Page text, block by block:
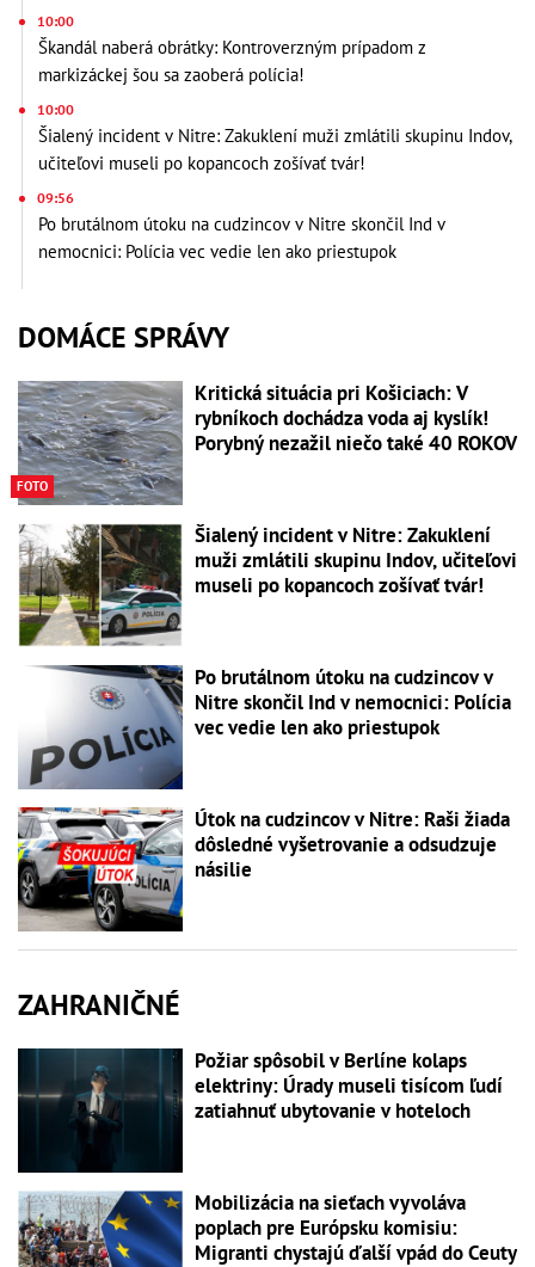
10:00
Škandál naberá obrátky: Kontroverzným prípadom z
markizáckej šou sa zaoberá polícia!
10:00
Šialený incident v Nitre: Zakuklení muži zmlátili skupinu Indov,
učiteľovi museli po kopancoch zošívať tvár!
09:56
Po brutálnom útoku na cudzincov v Nitre skončil Ind v
nemocnici: Polícia vec vedie len ako priestupok
DOMÁCE SPRÁVY
FOTO
Kritická situácia pri Košiciach: V
rybníkoch dochádza voda aj kyslík!
Porybný nezažil niečo také 40 ROKOV
Šialený incident v Nitre: Zakuklení
muži zmlátili skupinu Indov, učiteľovi
museli po kopancoch zošívať tvár!
Po brutálnom útoku na cudzincov v
Nitre skončil Ind v nemocnici: Polícia
vec vedie len ako priestupok
Útok na cudzincov v Nitre: Raši žiada
dôsledné vyšetrovanie a odsudzuje
násilie
ZAHRANIČNÉ
Požiar spôsobil v Berlíne kolaps
elektriny: Úrady museli tisícom ľudí
zatiahnuť ubytovanie v hoteloch
Mobilizácia na sieťach vyvoláva
poplach pre Európsku komisiu:
Migranti chystajú ďalší vpád do Ceuty